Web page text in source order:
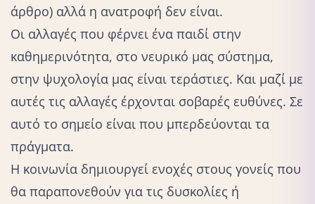
άρθρο) αλλά η ανατροφή δεν είναι.
Οι αλλαγές που φέρνει ένα παιδί στην
καθημερινότητα, στο νευρικό μας σύστημα,
στην ψυχολογία μας είναι τεράστιες. Και μαζί με
αυτές τις αλλαγές έρχονται σοβαρές ευθύνες. Σε
αυτό το σημείο είναι που μπερδεύονται τα
πράγματα.
Η κοινωνία δημιουργεί ενοχές στους γονείς που
θα παραπονεθούν για τις δυσκολίες ή